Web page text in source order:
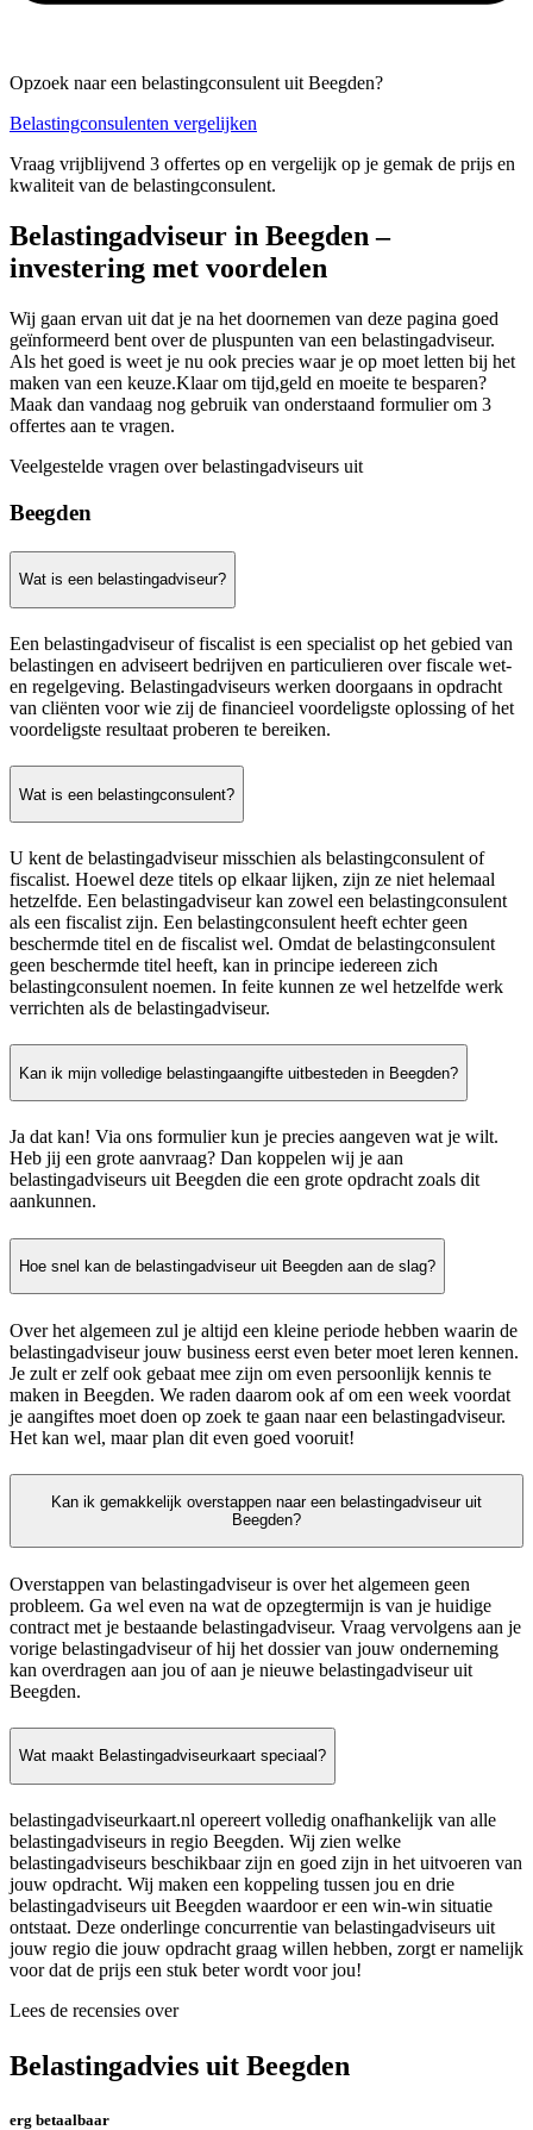
Opzoek naar een belastingconsulent uit Beegden?
Belastingconsulenten vergelijken
Vraag vrijblijvend 3 offertes op en vergelijk op je gemak de prijs en
kwaliteit van de belastingconsulent.
Belastingadviseur in Beegden –
investering met voordelen
Wij gaan ervan uit dat je na het doornemen van deze pagina goed
geïnformeerd bent over de pluspunten van een belastingadviseur.
Als het goed is weet je nu ook precies waar je op moet letten bij het
maken van een keuze.Klaar om tijd,geld en moeite te besparen?
Maak dan vandaag nog gebruik van onderstaand formulier om 3
offertes aan te vragen.
Veelgestelde vragen over belastingadviseurs uit
Beegden
Wat is een belastingadviseur?
Een belastingadviseur of fiscalist is een specialist op het gebied van
belastingen en adviseert bedrijven en particulieren over fiscale wet-
en regelgeving. Belastingadviseurs werken doorgaans in opdracht
van cliënten voor wie zij de financieel voordeligste oplossing of het
voordeligste resultaat proberen te bereiken.
Wat is een belastingconsulent?
U kent de belastingadviseur misschien als belastingconsulent of
fiscalist. Hoewel deze titels op elkaar lijken, zijn ze niet helemaal
hetzelfde. Een belastingadviseur kan zowel een belastingconsulent
als een fiscalist zijn. Een belastingconsulent heeft echter geen
beschermde titel en de fiscalist wel. Omdat de belastingconsulent
geen beschermde titel heeft, kan in principe iedereen zich
belastingconsulent noemen. In feite kunnen ze wel hetzelfde werk
verrichten als de belastingadviseur.
Kan ik mijn volledige belastingaangifte uitbesteden in Beegden?
Ja dat kan! Via ons formulier kun je precies aangeven wat je wilt.
Heb jij een grote aanvraag? Dan koppelen wij je aan
belastingadviseurs uit Beegden die een grote opdracht zoals dit
aankunnen.
Hoe snel kan de belastingadviseur uit Beegden aan de slag?
Over het algemeen zul je altijd een kleine periode hebben waarin de
belastingadviseur jouw business eerst even beter moet leren kennen.
Je zult er zelf ook gebaat mee zijn om even persoonlijk kennis te
maken in Beegden. We raden daarom ook af om een week voordat
je aangiftes moet doen op zoek te gaan naar een belastingadviseur.
Het kan wel, maar plan dit even goed vooruit!
Kan ik gemakkelijk overstappen naar een belastingadviseur uit
Beegden?
Overstappen van belastingadviseur is over het algemeen geen
probleem. Ga wel even na wat de opzegtermijn is van je huidige
contract met je bestaande belastingadviseur. Vraag vervolgens aan je
vorige belastingadviseur of hij het dossier van jouw onderneming
kan overdragen aan jou of aan je nieuwe belastingadviseur uit
Beegden.
Wat maakt Belastingadviseurkaart speciaal?
belastingadviseurkaart.nl opereert volledig onafhankelijk van alle
belastingadviseurs in regio Beegden. Wij zien welke
belastingadviseurs beschikbaar zijn en goed zijn in het uitvoeren van
jouw opdracht. Wij maken een koppeling tussen jou en drie
belastingadviseurs uit Beegden waardoor er een win-win situatie
ontstaat. Deze onderlinge concurrentie van belastingadviseurs uit
jouw regio die jouw opdracht graag willen hebben, zorgt er namelijk
voor dat de prijs een stuk beter wordt voor jou!
Lees de recensies over
Belastingadvies uit Beegden
erg betaalbaar